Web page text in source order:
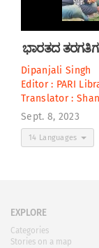
ಭಾರತದ
Dipanjali Singh
Editor : PARI
Translator :
Sept. 8, 2023
14 Languages
EXPLORE
Categories
Stories on a map